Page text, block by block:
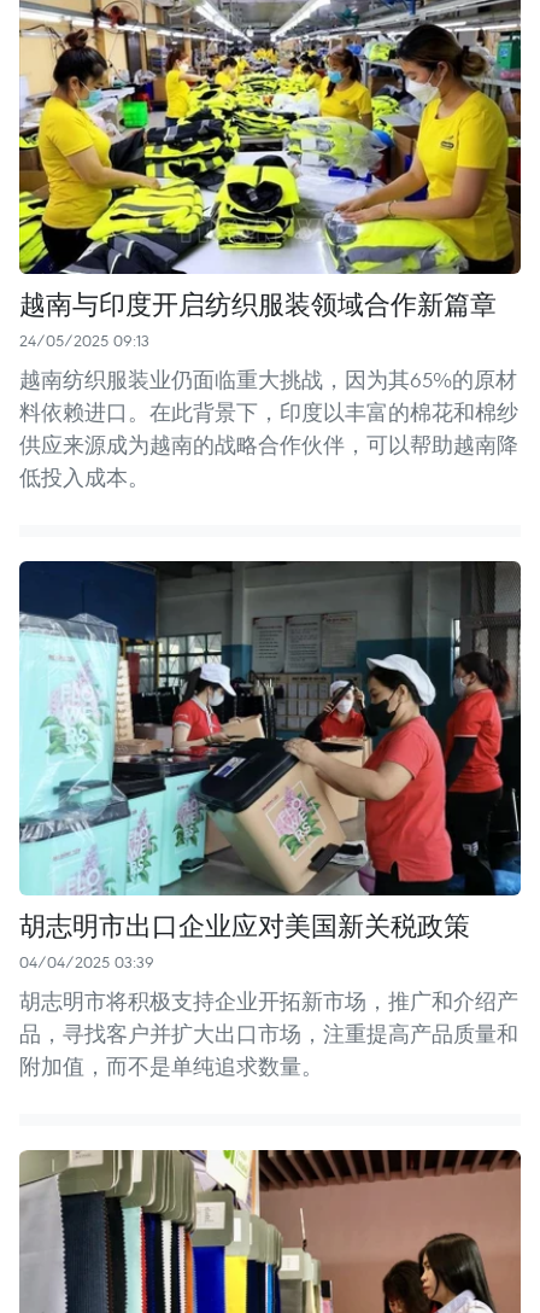
越南与印度开启纺织服装领域合作新篇章
24/05/2025 09:13
越南纺织服装业仍面临重大挑战，因为其65%的原材
料依赖进口。在此背景下，印度以丰富的棉花和棉纱
供应来源成为越南的战略合作伙伴，可以帮助越南降
低投入成本。
胡志明市出口企业应对美国新关税政策
04/04/2025 03:39
胡志明市将积极支持企业开拓新市场，推广和介绍产
品，寻找客户并扩大出口市场，注重提高产品质量和
附加值，而不是单纯追求数量。